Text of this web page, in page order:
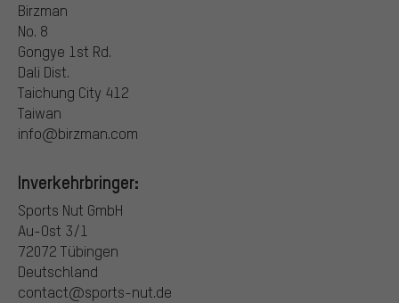
Birzman
No. 8
Gongye 1st Rd.
Dali Dist.
Taichung City 412
Taiwan
info@birzman.com
Inverkehrbringer:
Sports Nut GmbH
Au-Ost 3/1
72072 Tübingen
Deutschland
contact@sports-nut.de